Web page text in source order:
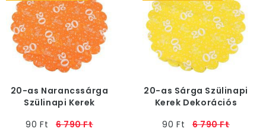
20-as Narancssárga
Szülinapi Kerek
90 Ft
6 790 Ft
20-as Sárga Szülinapi
Kerek Dekorációs
90 Ft
6 790 Ft